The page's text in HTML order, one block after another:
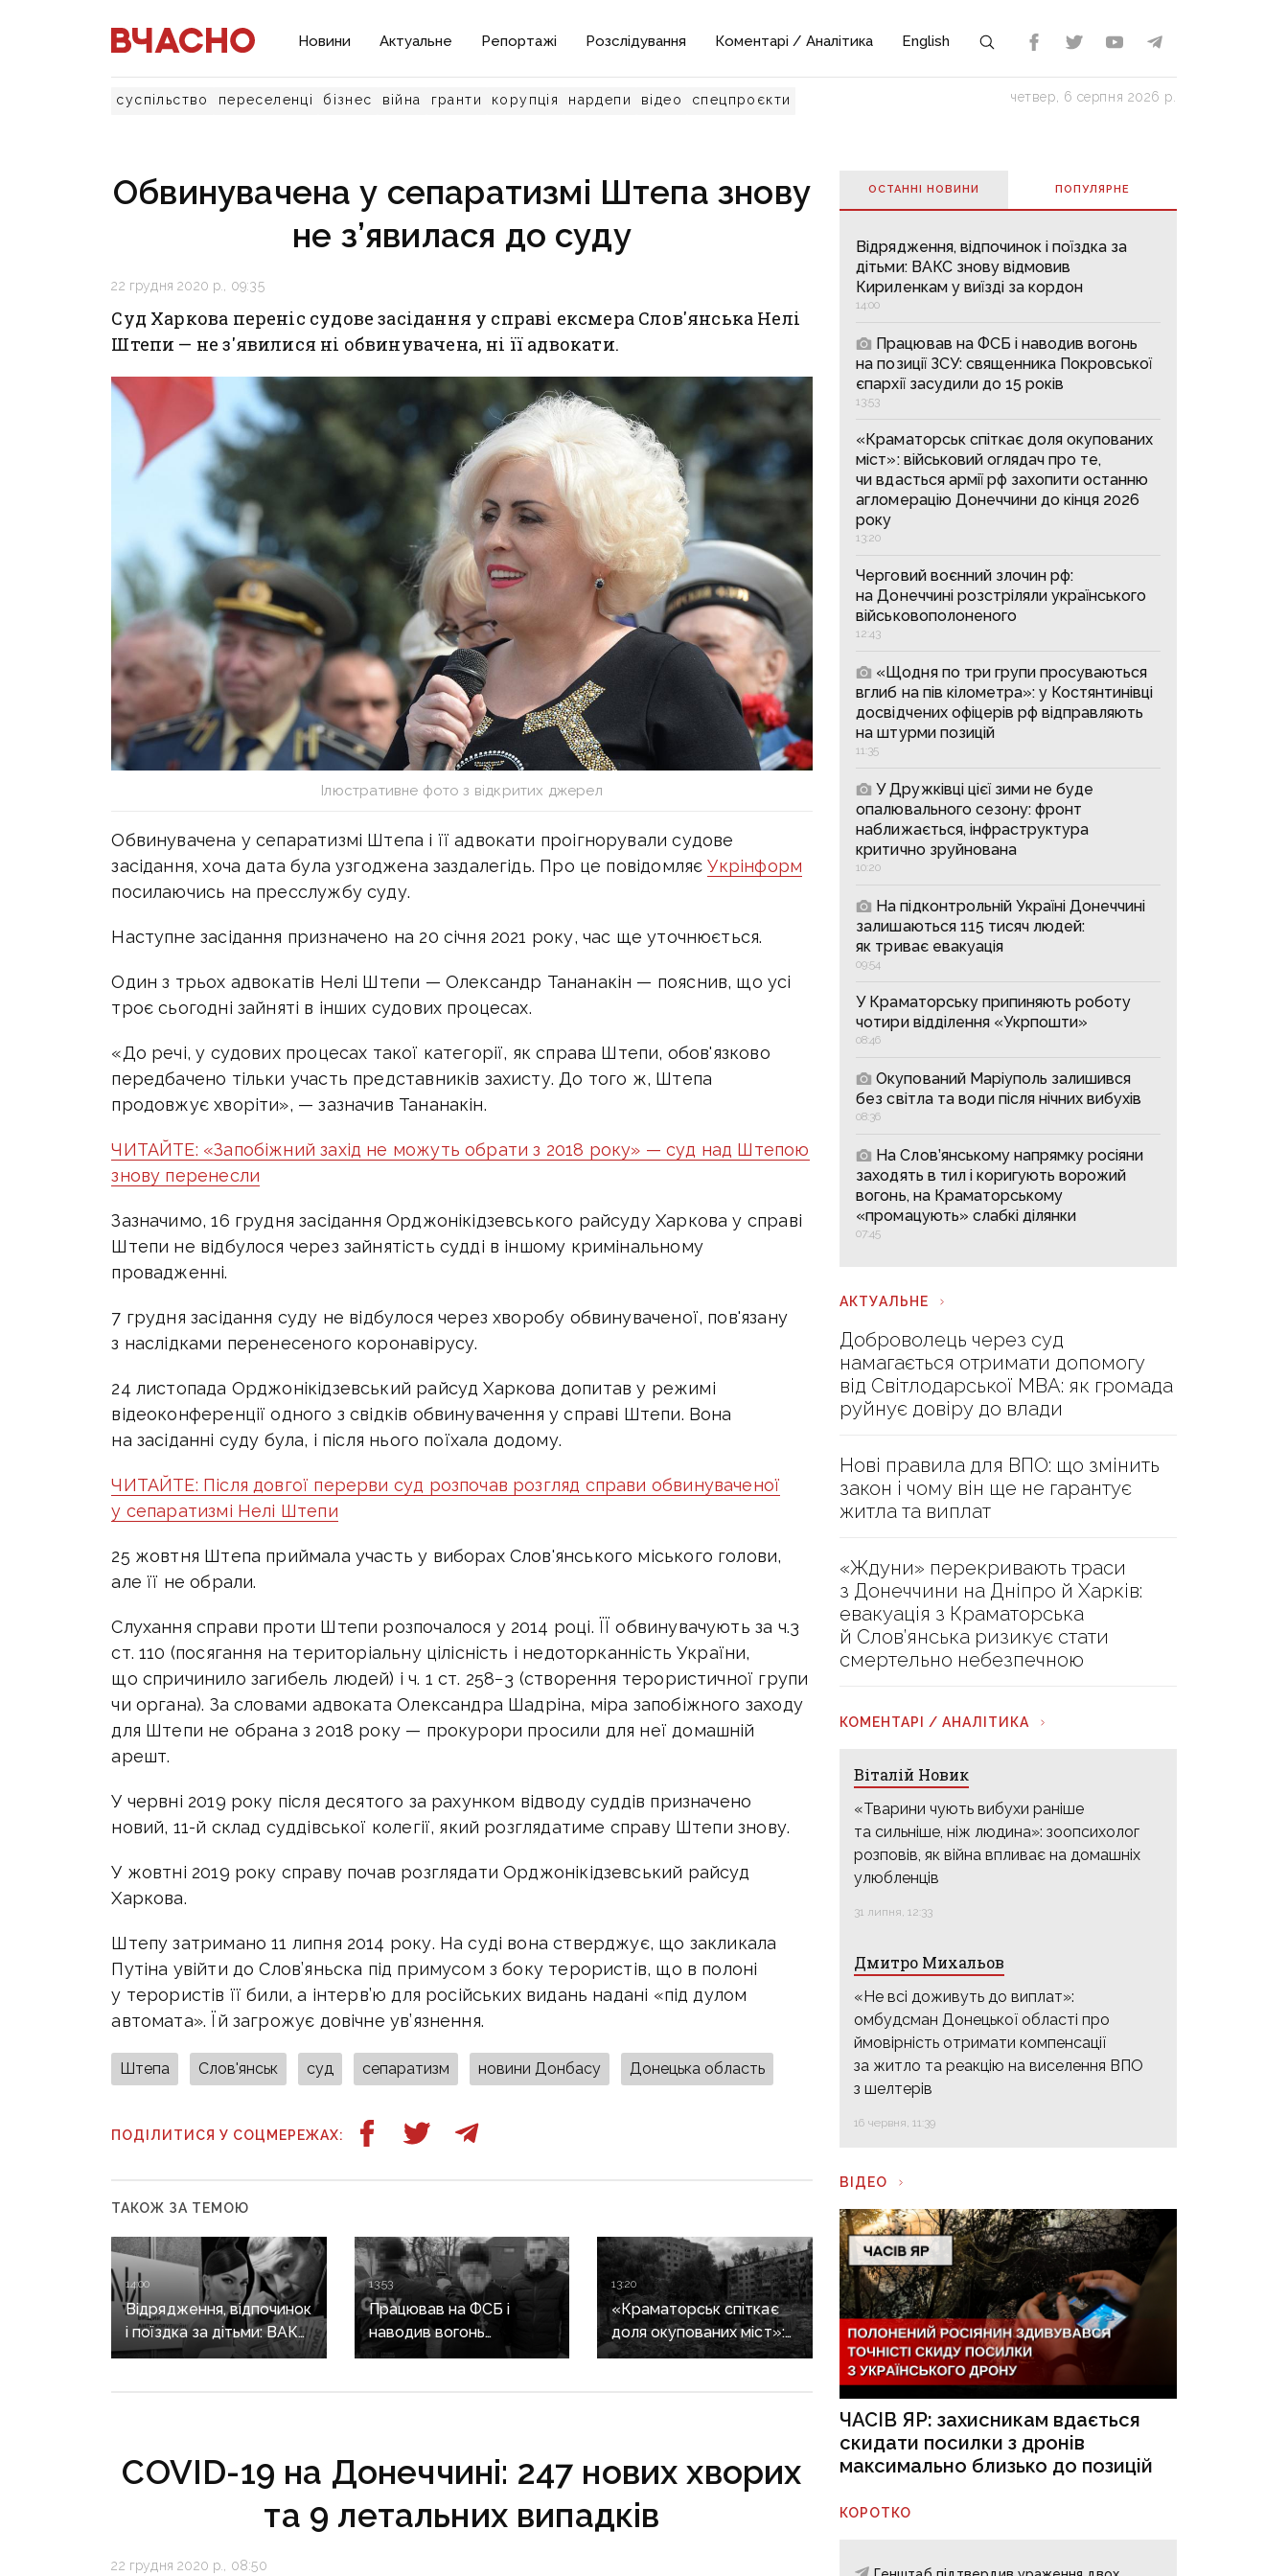
Новини Актуальне Репортажі Розслідування Коментарі / Аналітика English
суспільство переселенці бізнес війна гранти корупція нардепи відео спецпроєкти четвер, 6 серпня 2026 р.
Обвинувачена у сепаратизмі Штепа знову
не з’явилася до суду
22 грудня 2020 р., 09:35
Суд Харкова переніс судове засідання у справі ексмера Слов'янська Нелі
Штепи — не з'явилися ні обвинувачена, ні її адвокати.
Ілюстративне фото з відкритих джерел
Обвинувачена у сепаратизмі Штепа і її адвокати проігнорували судове
засідання, хоча дата була узгоджена заздалегідь. Про це повідомляєУкрінформ
посилаючись на пресслужбу суду.
Наступне засідання призначено на 20 січня 2021 року, час ще уточнюється.
Один з трьох адвокатів Нелі Штепи — Олександр Тананакін — пояснив, що усі
троє сьогодні зайняті в інших судових процесах.
«До речі, у судових процесах такої категорії, як справа Штепи, обов'язково
передбачено тільки участь представників захисту. До того ж, Штепа
продовжує хворіти», — зазначив Тананакін.
ЧИТАЙТЕ: «Запобіжний захід не можуть обрати з 2018 року» — суд над Штепою
знову перенесли
Зазначимо, 16 грудня засідання Орджонікідзевського райсуду Харкова у справі
Штепи не відбулося через зайнятість судді в іншому кримінальному
провадженні.
7 грудня засідання суду не відбулося через хворобу обвинуваченої, пов'язану
з наслідками перенесеного коронавірусу.
24 листопада Орджонікідзевський райсуд Харкова допитав у режимі
відеоконференції одного з свідків обвинувачення у справі Штепи. Вона
на засіданні суду була, і після нього поїхала додому.
ЧИТАЙТЕ: Після довгої перерви суд розпочав розгляд справи обвинуваченої
у сепаратизмі Нелі Штепи
25 жовтня Штепа приймала участь у виборах Слов'янського міського голови,
але її не обрали.
Слухання справи проти Штепи розпочалося у 2014 році. ЇЇ обвинувачують за ч.3
ст. 110 (посягання на територіальну цілісність і недоторканність України,
що спричинило загибель людей) і ч. 1 ст. 258−3 (створення терористичної групи
чи органа). За словами адвоката Олександра Шадріна, міра запобіжного заходу
для Штепи не обрана з 2018 року — прокурори просили для неї домашній
арешт.
У червні 2019 року після десятого за рахунком відводу суддів призначено
новий, 11-й склад суддівської колегії, який розглядатиме справу Штепи знову.
У жовтні 2019 року справу почав розглядати Орджонікідзевський райсуд
Харкова.
Штепу затримано 11 липня 2014 року. На суді вона стверджує, що закликала
Путіна увійти до Слов’яньска під примусом з боку терористів, що в полоні
у терористів її били, а інтерв’ю для російських видань надані «під дулом
автомата». Їй загрожує довічне ув’язнення.
Штепа Слов'янськ суд сепаратизм новини Донбасу Донецька область
ПОДІЛИТИСЯ У СОЦМЕРЕЖАХ:
ТАКОЖ ЗА ТЕМОЮ
14:00
Відрядження, відпочинок
і поїздка за дітьми: ВАКС
знову відмовив
13:53
Працював на ФСБ і
наводив вогонь
на позиції ЗСУ:
13:20
«Краматорськ спіткає
доля окупованих міст»:
військовий оглядач про
COVID-19 на Донеччині: 247 нових хворих
та 9 летальних випадків
22 грудня 2020 р., 08:50
ОСТАННІ НОВИНИ ПОПУЛЯРНE
Відрядження, відпочинок і поїздка за
дітьми: ВАКС знову відмовив
Кириленкам у виїзді за кордон
14:00
Працював на ФСБ і наводив вогонь
на позиції ЗСУ: священника Покровської
єпархії засудили до 15 років
13:53
«Краматорськ спіткає доля окупованих
міст»: військовий оглядач про те,
чи вдасться армії рф захопити останню
агломерацію Донеччини до кінця 2026
року
13:20
Черговий воєнний злочин рф:
на Донеччині розстріляли українського
військовополоненого
12:43
«Щодня по три групи просуваються
вглиб на пів кілометра»: у Костянтинівці
досвідчених офіцерів рф відправляють
на штурми позицій
11:35
У Дружківці цієї зими не буде
опалювального сезону: фронт
наближається, інфраструктура
критично зруйнована
10:20
На підконтрольній Україні Донеччині
залишаються 115 тисяч людей:
як триває евакуація
09:54
У Краматорську припиняють роботу
чотири відділення «Укрпошти»
08:46
Окупований Маріуполь залишився
без світла та води після нічних вибухів
08:36
На Слов’янському напрямку росіяни
заходять в тил і коригують ворожий
вогонь, на Краматорському
«промацують» слабкі ділянки
07:45
АКТУАЛЬНЕ
Доброволець через суд
намагається отримати допомогу
від Світлодарської МВА: як громада
руйнує довіру до влади
Нові правила для ВПО: що змінить
закон і чому він ще не гарантує
житла та виплат
«Ждуни» перекривають траси
з Донеччини на Дніпро й Харків:
евакуація з Краматорська
й Слов’янська ризикує стати
смертельно небезпечною
КОМЕНТАРІ / АНАЛІТИКА
Віталій Новик
«Тварини чують вибухи раніше
та сильніше, ніж людина»: зоопсихолог
розповів, як війна впливає на домашніх
улюбленців
31 липня, 12:33
Дмитро Михальов
«Не всі доживуть до виплат»:
омбудсман Донецької області про
ймовірність отримати компенсації
за житло та реакцію на виселення ВПО
з шелтерів
16 червня, 11:39
ВІДЕО
ЧАСІВ ЯР: захисникам вдається
скидати посилки з дронів
максимально близько до позицій
КОРОТКО